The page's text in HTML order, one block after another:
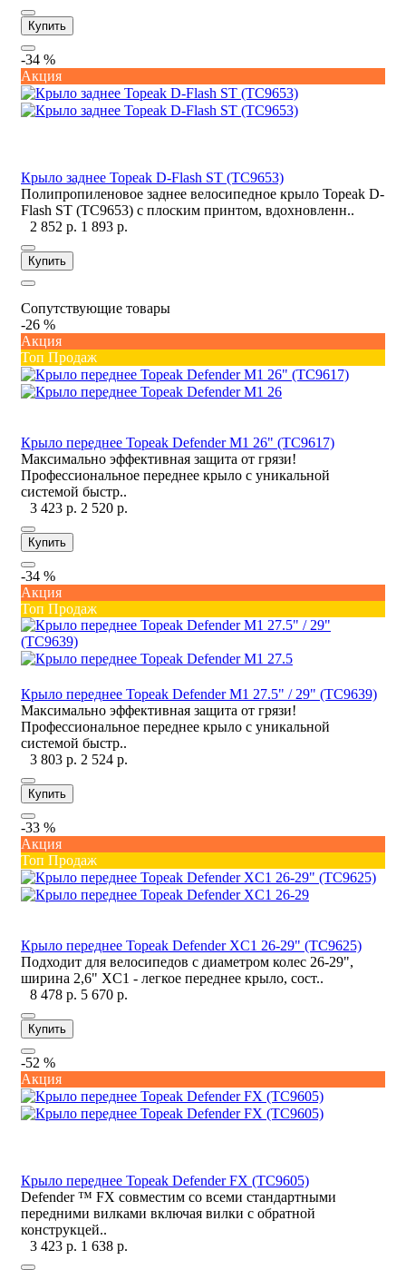
Купить
-34 %
Акция
Крыло заднее Topeak D-Flash ST (TC9653)
Полипропиленовое заднее велосипедное крыло Topeak D-
Flash ST (TC9653) с плоским принтом, вдохновленн..
2 852 р. 1 893 р.
Купить
Сопутствующие товары
-26 %
Акция
Топ Продаж
Крыло переднее Topeak Defender M1 26" (TC9617)
Максимально эффективная защита от грязи!
Профессиональное переднее крыло с уникальной
системой быстр..
3 423 р. 2 520 р.
Купить
-34 %
Акция
Топ Продаж
Крыло переднее Topeak Defender M1 27.5" / 29" (TC9639)
Максимально эффективная защита от грязи!
Профессиональное переднее крыло с уникальной
системой быстр..
3 803 р. 2 524 р.
Купить
-33 %
Акция
Топ Продаж
Крыло переднее Topeak Defender XC1 26-29" (TC9625)
Подходит для велосипедов с диаметром колес 26-29",
ширина 2,6" XC1 - легкое переднее крыло, сост..
8 478 р. 5 670 р.
Купить
-52 %
Акция
Крыло переднее Topeak Defender FX (TC9605)
Defender ™ FX совместим со всеми стандартными
передними вилками включая вилки с обратной
конструкцей..
3 423 р. 1 638 р.